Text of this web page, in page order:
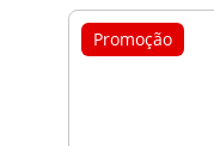
Promoção